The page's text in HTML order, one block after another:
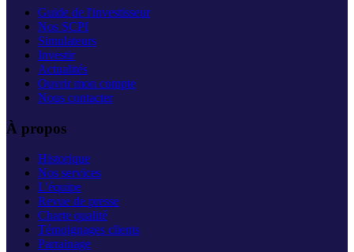
Guide de l'investisseur
Nos SCPI
Simulateurs
Investir
Actualités
Ouvrir mon compte
Nous contacter
À propos
Historique
Nos services
L'équipe
Revue de presse
Charte qualité
Témoignages clients
Parrainage